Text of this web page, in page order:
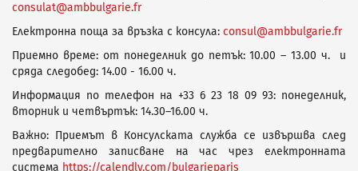
consulat@ambbulgarie.fr
Електронна поща за връзка с консула: consul@ambbulgarie.fr
Приемно време: от понеделник до петък: 10.00 – 13.00 ч. и
сряда следобед: 14.00 - 16.00 ч.
Информация по телефон на +33 6 23 18 09 93: понеделник,
вторник и четвъртък: 14.30–16.00 ч.
Важно: Приемът в Консулската служба се извършва след
предварително записване на час чрез електронната
система https://calendly.com/bulgarieparis